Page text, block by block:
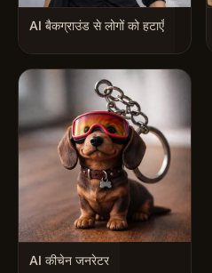
AI बैकग्राउंड से लोगों को हटाएँ
AI कीचेन जनरेटर